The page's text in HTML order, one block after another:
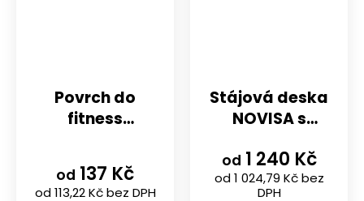
Povrch do
fitness
| černá nebo
probarvenost
od 113,22 Kč bez DPH
od 137 Kč
Stájová deska
NOVISA s
1000x1000x30
mm
od 1 024,79 Kč bez
DPH
od 1 240 Kč